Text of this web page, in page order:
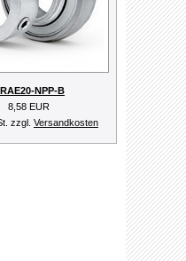
NPP-B
8,58 EUR
zzgl. Versandkosten